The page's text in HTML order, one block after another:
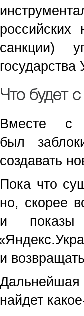
российских
санкции)
государства
Что будет
Вместе с
был
создавать
Пока что
но, скорее
и показы
и
Дальнейшая
найдет